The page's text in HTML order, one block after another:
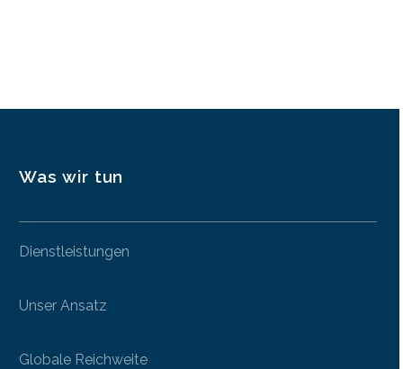
Was wir tun
Dienstleistungen
Unser Ansatz
Globale Reichweite